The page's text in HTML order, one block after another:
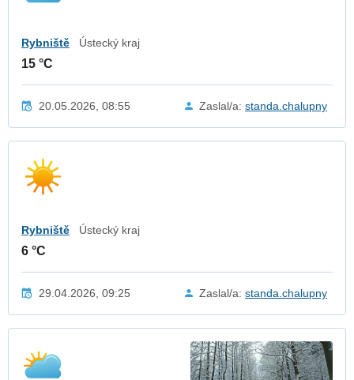
Rybniště Ústecký kraj
15 °C
20.05.2026, 08:55 Zaslal/a: standa.chalupny
Rybniště Ústecký kraj
6 °C
29.04.2026, 09:25 Zaslal/a: standa.chalupny